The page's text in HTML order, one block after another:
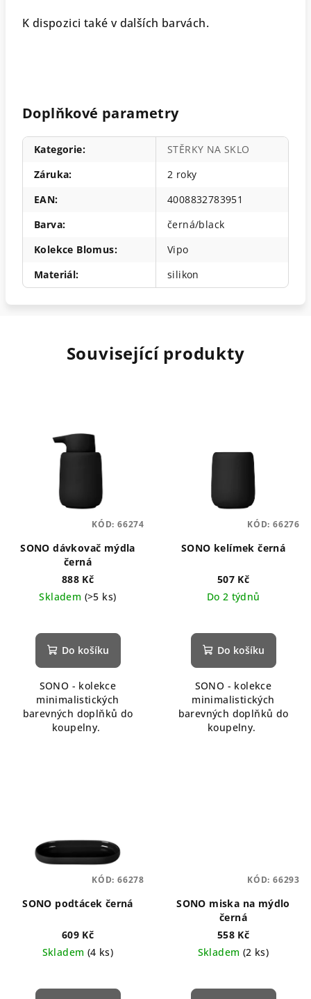
K dispozici také v dalších barvách.
Doplňkové parametry
Kategorie:
STĚRKY NA SKLO
Záruka:
2 roky
EAN:
4008832783951
Barva:
černá/black
Kolekce Blomus:
Vipo
Materiál: silikon
Související produkty
SONO dávkovač mýdla
černá
888 Kč
Skladem (>5 ks)
Do košíku
SONO - kolekce
minimalistických
barevných doplňků do
koupelny.
KÓD: 66274
SONO kelímek černá
507 Kč
Do 2 týdnů
hodnocení
produktu
z
5
hvězdiček.
Do košíku
SONO - kolekce
minimalistických
barevných doplňků do
koupelny.
KÓD: 66276
SONO podtácek černá
609 Kč
Skladem (4 ks)
KÓD: 66278
SONO miska na mýdlo
černá
558 Kč
Skladem (2 ks)
KÓD: 66293